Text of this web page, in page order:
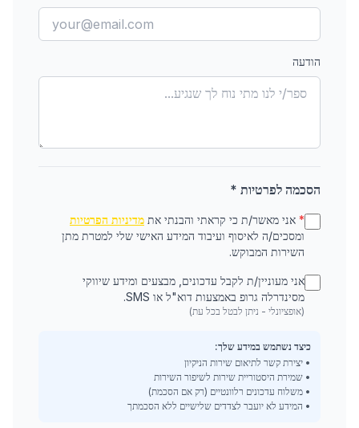
הודעה
הסכמה לפרטיות *
* אני מאשר/ת כי קראתי והבנתי את מדיניות הפרטיות
ומסכים/ה לאיסוף ועיבוד המידע האישי שלי למטרת מתן
השירות המבוקש.
אני מעוניין/ת לקבל עדכונים, מבצעים ומידע שיווקי
מסינדרלה גרופ באמצעות דוא"ל או SMS.
(אופציונלי - ניתן לבטל בכל עת)
כיצד נשתמש במידע שלך:
• יצירת קשר לתיאום שירות הניקיון
• שמירת היסטוריית שירות לשיפור השירות
• משלוח עדכונים רלוונטיים (רק אם הסכמת)
• המידע לא יועבר לצדדים שלישיים ללא הסכמתך